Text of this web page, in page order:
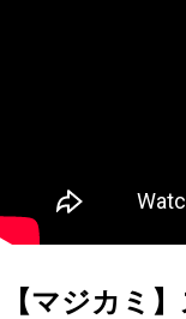
ノベル
おすすめ
【マジカミ